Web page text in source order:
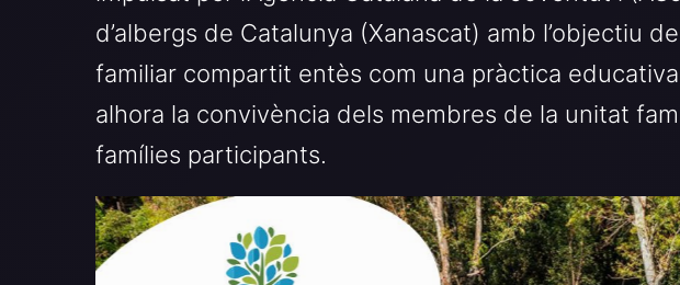
d’albergs de Catalunya (Xanascat) amb l’objectiu
familiar compartit entès com una pràctica
alhora la convivència dels membres de la unitat
famílies participants.